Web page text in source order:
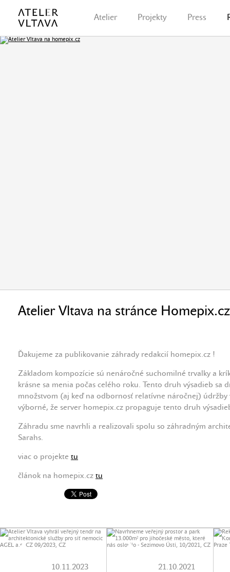
Atelier Projekty Press
Atelier Vltava na stránce
Ďakujeme za publikovanie záhrady redakcií homepix.cz !
Základom kompozície sú nenáročné suchomilné trvalky a
krásne sa menia počas celého roku. Tento druh výsadieb sa
množstvom (aj keď na odbornosť relatívne náročnej) údržby
výborné, že server homepix.cz propaguje tento druh
Záhradu sme navrhli a realizovali spolu so záhradným
Sarahs.
viac o projekte tu
článok na homepix.cz tu
10.11.2023 21.10.2021